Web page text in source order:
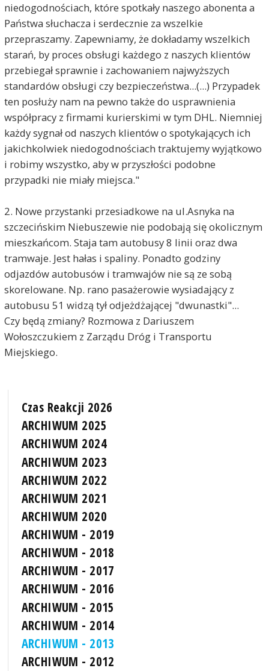
niedogodnościach, które spotkały naszego abonenta a
Państwa słuchacza i serdecznie za wszelkie
przepraszamy. Zapewniamy, że dokładamy wszelkich
starań, by proces obsługi każdego z naszych klientów
przebiegał sprawnie i zachowaniem najwyższych
standardów obsługi czy bezpieczeństwa...(...) Przypadek
ten posłuży nam na pewno także do usprawnienia
współpracy z firmami kurierskimi w tym DHL. Niemniej
każdy sygnał od naszych klientów o spotykających ich
jakichkolwiek niedogodnościach traktujemy wyjątkowo
i robimy wszystko, aby w przyszłości podobne
przypadki nie miały miejsca."
2. Nowe przystanki przesiadkowe na ul.Asnyka na
szczecińskim Niebuszewie nie podobają się okolicznym
mieszkańcom. Staja tam autobusy 8 linii oraz dwa
tramwaje. Jest hałas i spaliny. Ponadto godziny
odjazdów autobusów i tramwajów nie są ze sobą
skorelowane. Np. rano pasażerowie wysiadający z
autobusu 51 widzą tył odjeżdżającej "dwunastki"...
Czy będą zmiany? Rozmowa z Dariuszem
Wołoszczukiem z Zarządu Dróg i Transportu
Miejskiego.
Czas Reakcji 2026
ARCHIWUM 2025
ARCHIWUM 2024
ARCHIWUM 2023
ARCHIWUM 2022
ARCHIWUM 2021
ARCHIWUM 2020
ARCHIWUM - 2019
ARCHIWUM - 2018
ARCHIWUM - 2017
ARCHIWUM - 2016
ARCHIWUM - 2015
ARCHIWUM - 2014
ARCHIWUM - 2013
ARCHIWUM - 2012